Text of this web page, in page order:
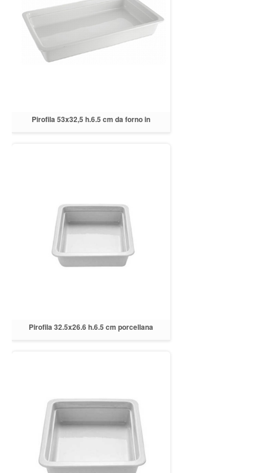
Pirofila 53x32,5 h.6.5 cm da forno in
Pirofila 32.5x26.6 h.6.5 cm porcellana